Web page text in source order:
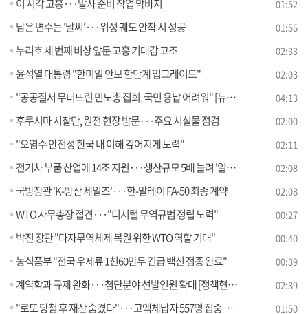
이 시각 고흥···발사 준비 작업 막바지 01:52
남은 변수는 '날씨'···위성 궤도 안착 시 성공 01:56
누리호 세 번째 비상 앞둔 고흥 기대감 고조 02:33
윤석열 대통령 "한미일 안보 한단계 업그레이드" 02:03
"공공질서 무너뜨린 민노총 집회, 국민 용납 어려워" [뉴스의 맥] 04:13
후쿠시마 시찰단, 원전 현장 방문···주요 시설물 점검 02:00
"오염수 안전성 한국 내 이해 깊어지게 노력" 02:11
전기차 부품 산업에 14조 지원···생산규모 5배 늘려 '일감확보' 02:08
국방장관 'K-방산 세일즈'···한-말레이 FA-50 최종 계약 02:08
WTO 사무총장 접견···"디지털 무역규범 정립 노력" 00:27
박진 장관 "다자무역체제 복원 위한 WTO 역할 기대" 00:40
농식품부 "전국 우제류 1천60만두 긴급 백신 접종 완료" 00:39
계약학과 규제 완화···첨단분야 선발인원 확대 [정책현장+] 02:39
"로또 당첨 후 재산 숨겼다"···고액체납자 557명 집중 추적 01:50